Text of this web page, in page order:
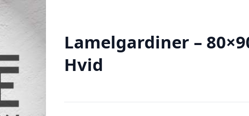
Lamelgardiner –
Hvid